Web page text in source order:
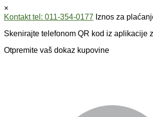
×
Kontakt tel: 011-354-0177 Iznos za
Skenirajte telefonom QR kod iz aplikacije
Otpremite vaš dokaz kupovine